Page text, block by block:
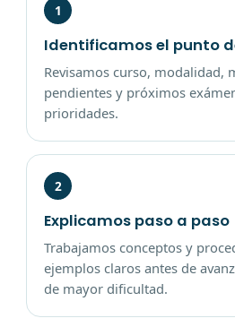
1
Identificamos el punto
Revisamos curso, modalidad,
pendientes y próximos
prioridades.
2
Explicamos paso a paso
Trabajamos conceptos y
ejemplos claros antes de
de mayor dificultad.